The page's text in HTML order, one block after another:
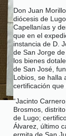
Don Juan
diócesis de
Capellanías y
que en el
instancia de D.
de San Jorge
los bienes
de San José,
Lobios, se halla
certificación
“Jacinto
Brosmos,
de Lugo;
Álvarez, último